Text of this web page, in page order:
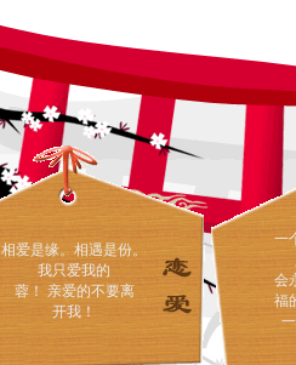
相爱是缘。相遇是份。
我只爱我的
蓉！ 亲爱的不要离
开我！
一
会
福